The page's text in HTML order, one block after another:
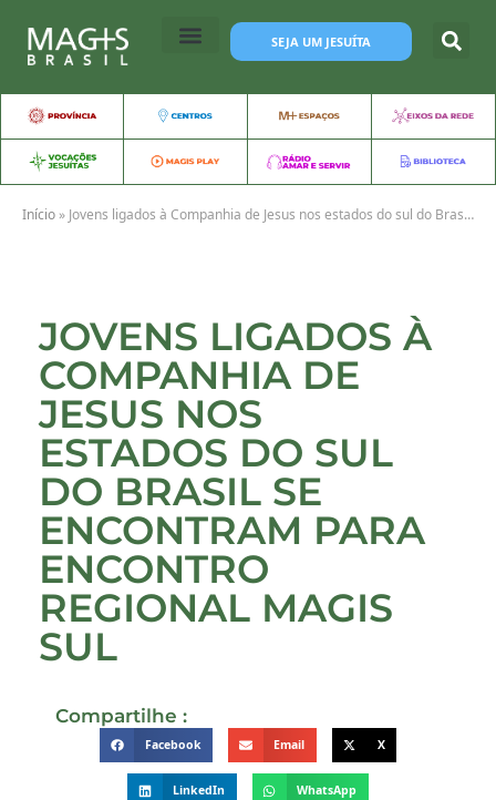
SEJA UM JESUÍTA
Início » Jovens ligados à Companhia de Jesus nos estados do sul do Brasil se encontram para Encontro Regional MAGIS Sul
JOVENS LIGADOS À
COMPANHIA DE
JESUS NOS
ESTADOS DO SUL
DO BRASIL SE
ENCONTRAM PARA
ENCONTRO
REGIONAL MAGIS
SUL
Compartilhe :
Facebook Email X
LinkedIn WhatsApp